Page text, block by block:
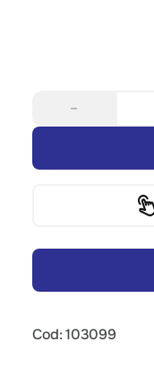
−
Cod: 103099